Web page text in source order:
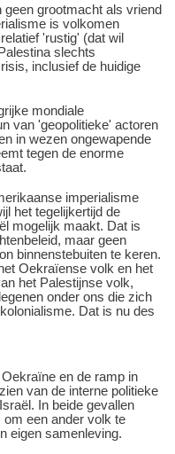
geen grootmacht als vriend
is volkomen
'rustig' (dat wil
slechts
inclusief de huidige
mondiale
van 'geopolitieke' actoren
in wezen ongewapende
tegen de enorme
imperialisme
het tegelijkertijd de
mogelijk maakt. Dat is
maar geen
binnenstebuiten te keren.
Oekraïense volk en het
het Palestijnse volk,
onder ons die zich
Dat is nu des
en de ramp in
van de interne politieke
In beide gevallen
een ander volk te
eigen samenleving.